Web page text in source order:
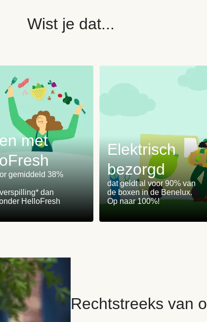
Wist je dat...
met
gemiddeld 38%
dan
HelloFresh
Elektrisch
bezorgd
dat geldt al voor 90% van
de boxen in de Benelux.
Op naar 100%!
Rechtstreeks van